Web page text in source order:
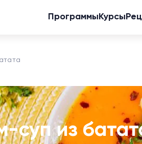
Программы Курсы
суп из